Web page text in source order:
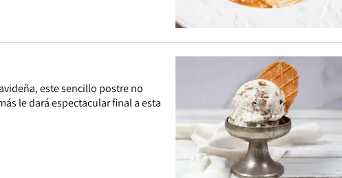
este sencillo postre no
le dará espectacular final a esta